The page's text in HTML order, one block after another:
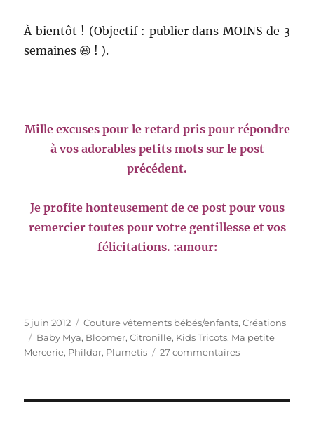
À bientôt ! (Objectif : publier dans MOINS de 3
semaines 😆 ! ).
Mille excuses pour le retard pris pour répondre
à vos adorables petits mots sur le post
précédent.
Je profite honteusement de ce post pour vous
remercier toutes pour votre gentillesse et vos
félicitations. :amour:
Publié
le
5 juin 2012 Catégories
Couture vêtements bébés/enfants,Créations
Étiquettes
Baby Mya, Bloomer,Citronille, Kids Tricots, Ma petite
Mercerie, Phildar, Plumetis 27 commentairessur